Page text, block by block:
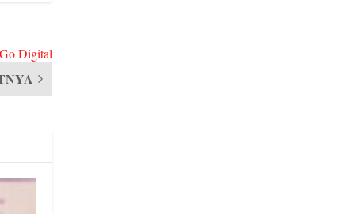
Digital